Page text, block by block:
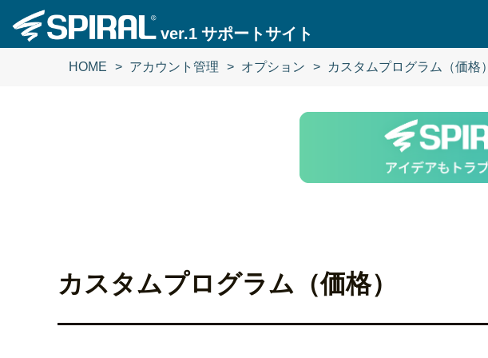
ver.1 サポートサイト
HOME アカウント管理 オプション カスタムプログラム（価格）
カスタムプログラム（価格）